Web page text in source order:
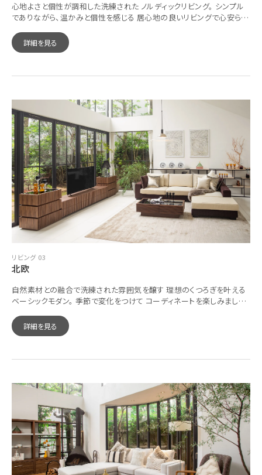
心地よさと個性が調和した洗練された ノルディックリビング。 シンプル
でありながら、温かみと個性を感じる 居心地の良いリビングで心安らぐ
詳細を見る
リビング 03
北欧
自然素材との融合で洗練された雰囲気を醸す 理想のくつろぎを叶える
ベーシックモダン。 季節で変化をつけて コーディネートを楽しみましょ
詳細を見る